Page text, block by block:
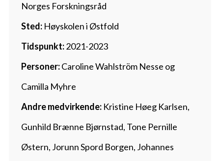
Norges Forskningsråd
Sted: Høyskolen i Østfold
Tidspunkt:2021-2023
Personer:Caroline Wahlström Nesse og
Camilla Myhre
Andre medvirkende: Kristine Høeg Karlsen,
Gunhild Brænne Bjørnstad, Tone Pernille
Østern, Jorunn Spord Borgen, Johannes